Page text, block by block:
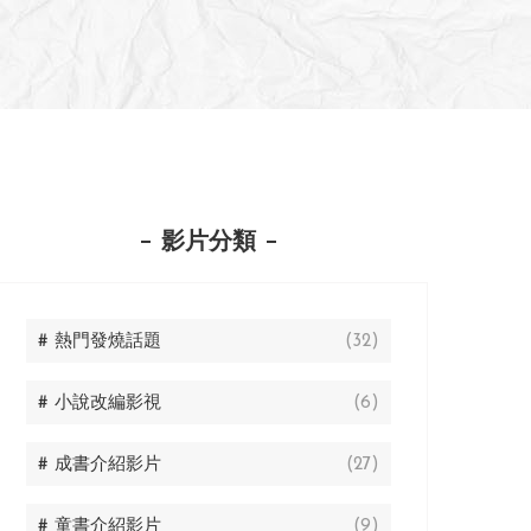
影片分類
# 熱門發燒話題 (32)
# 小說改編影視 (6)
# 成書介紹影片 (27)
# 童書介紹影片 (9)